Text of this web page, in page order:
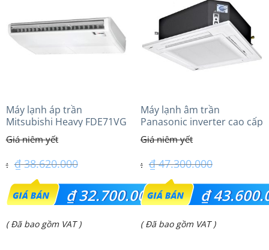
Máy lạnh áp trần
Mitsubishi Heavy FDE71VG
(3.0Hp) Tiêu chuẩn
₫38.620.000
Giá
gốc
là:
₫32.700.000
Giá
( Đã bao gồm VAT )
Máy lạnh âm trần
Panasonic inverter cao cấp
(6.0Hp) S-3448PU3HA/U-
48PRH1H5
₫47.300.000
Giá
gốc
là:
₫
Giá
( Đã bao gồm VAT )